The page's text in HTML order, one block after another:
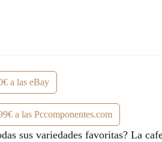
a las eBay
a las Pccomponentes.com
sus variedades favoritas? La